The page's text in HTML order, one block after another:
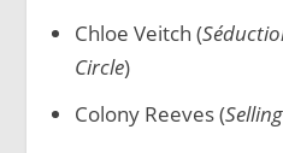
Chloe Veitch (
Circle)
Colony Reeves (